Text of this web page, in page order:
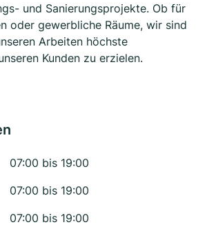
und Sanierungsprojekte. Ob für
oder gewerbliche Räume, wir sind
Arbeiten höchste
Kunden zu erzielen.
07:00 bis 19:00
07:00 bis 19:00
07:00 bis 19:00